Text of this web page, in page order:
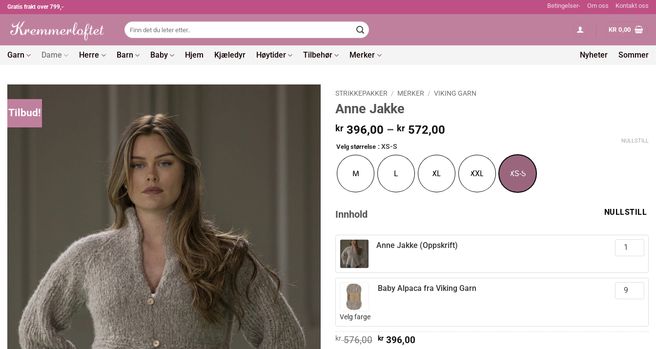
Skip
content
Gratis frakt over 799,- Betingelser- Om oss Kontakt oss
Søk
etter:
KR 0,00
Garn Dame Herre Barn Baby Hjem Kjæledyr Høytider Tilbehør Merker Nyheter Sommer
Tilbud!
STRIKKEPAKKER / MERKER / VIKING GARN
Anne Jakke
kr 396,00 – kr 572,00
kr 572,00
Velg størrelse : XS-S
M L XL XXL XS-S
NULLSTILL
Innhold NULLSTILL
Anne Jakke (Oppskrift)
Velg farge
Baby Alpaca fra Viking Garn
kr576,00 Opprinnelig
kr396,00Nåværende